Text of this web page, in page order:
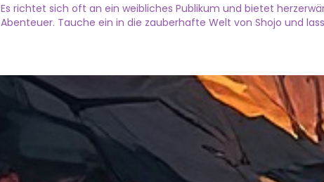
Es richtet sich oft an ein weibliches Publikum und bietet
Abenteuer. Tauche ein in die zauberhafte Welt von Shojo und